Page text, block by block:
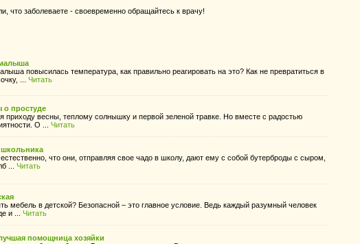
что заболеваете - своевременно обращайтесь к врачу!
повысилась температура, как правильно реагировать на это? Как не превратиться в
... Читать
простуде
приходу весны, теплому солнышку и первой зеленой травке. Но вместе с радостью
О ... Читать
что они, отправляя свое чадо в школу, дают ему с собой бутерброды с сыром,
... Читать
мебель в детской? Безопасной – это главное условие. Ведь каждый разумный человек
и ... Читать
помощница хозяйки